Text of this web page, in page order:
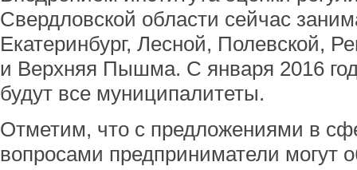
Свердловской области сейчас
Екатеринбург, Лесной, Полевской,
и Верхняя Пышма. С января 2016
будут все муниципалитеты.
Отметим, что с предложениями в
вопросами предприниматели могут